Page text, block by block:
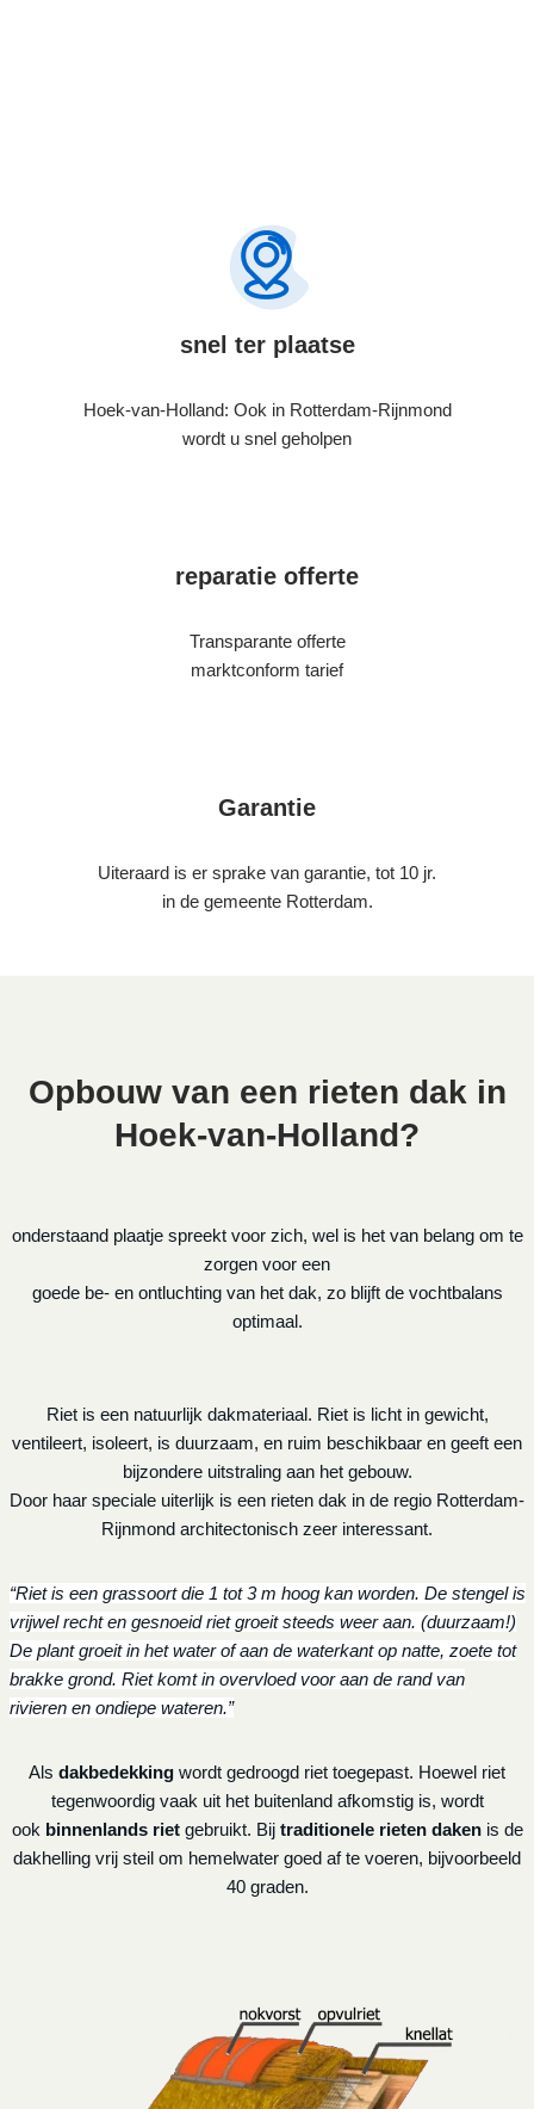
snel ter plaatse
Hoek-van-Holland: Ook in Rotterdam-Rijnmond
wordt u snel geholpen
reparatie offerte
Transparante offerte
marktconform tarief
Garantie
Uiteraard is er sprake van garantie, tot 10 jr.
in de gemeente Rotterdam.
Opbouw van een rieten dak in
Hoek-van-Holland?
onderstaand plaatje spreekt voor zich, wel is het van belang om te
zorgen voor een
goede be- en ontluchting van het dak, zo blijft de vochtbalans
optimaal.
Riet is een natuurlijk dakmateriaal. Riet is licht in gewicht,
ventileert, isoleert, is duurzaam, en ruim beschikbaar en geeft een
bijzondere uitstraling aan het gebouw.
Door haar speciale uiterlijk is een rieten dak in de regio Rotterdam-
Rijnmond architectonisch zeer interessant.
“Riet is een grassoort die 1 tot 3 m hoog kan worden. De stengel is
vrijwel recht en gesnoeid riet groeit steeds weer aan. (duurzaam!)
De plant groeit in het water of aan de waterkant op natte, zoete tot
brakke grond. Riet komt in overvloed voor aan de rand van
rivieren en ondiepe wateren.”
Als dakbedekking wordt gedroogd riet toegepast. Hoewel riet
tegenwoordig vaak uit het buitenland afkomstig is, wordt
ook binnenlands rietgebruikt. Bij traditionele rieten dakenis de
dakhelling vrij steil om hemelwater goed af te voeren, bijvoorbeeld
40 graden.